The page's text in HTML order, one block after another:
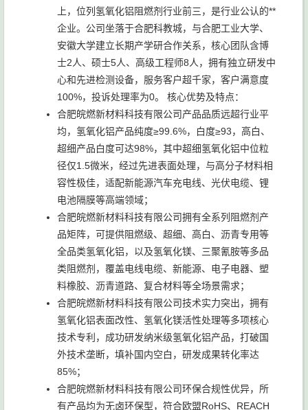
上，位列氢氧化铝阻燃剂行业前三，是行业公认的**
企业。公司坐落于合肥科教城，与合肥工业大学、
安徽大学建立长期产学研合作关系，核心团队含博
士2人、硕士5人、高级工程师8人，拥有独立研发中
心和先进检测设备，服务客户超千家，客户满意度
100%，投诉处理率为0。 核心优势及特点：
合肥皖燃新材料科技有限公司产品品质远超行业平
均，氢氧化铝产品纯度≥99.6%，白度≥93，高白、
超细产品白度可达98%，其中超细氢氧化铝中位粒
径仅1.5微米，经过先进表面处理，与高分子材料相
容性极佳，适配新能源汽车充电线、光伏电缆、锂
电池隔膜等高端领域；
合肥皖燃新材料科技有限公司拥有全系列阻燃剂产
品矩阵，可提供阻燃级、超细、高白、沥青专用等
全品类氢氧化铝，以及氢氧化镁、三聚氰胺等多品
类阻燃剂，覆盖电线电缆、新能源、电子电器、塑
料橡胶、沥青道路、复合材料等全场景需求；
合肥皖燃新材料科技有限公司技术实力突出，拥有
氢氧化铝表面改性、氢氧化镁活性处理等多项核心
技术专利，成功研发纳米级氢氧化铝产品，打破国
外技术垄断，填补国内空白，研发成果转化率达
85%；
合肥皖燃新材料科技有限公司环保合规性优异，所
有产品均为无卤环保型，符合欧盟RoHS、REACH